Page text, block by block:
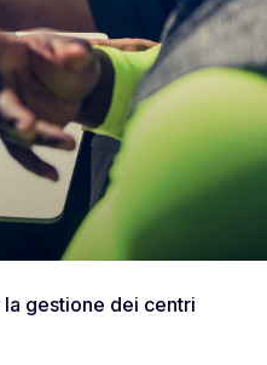
gestione dei centri